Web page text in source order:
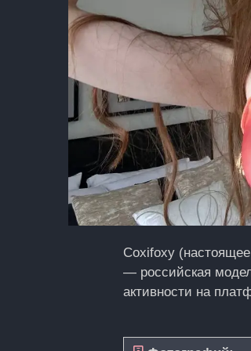
Coxifoxy
— российская
активности на